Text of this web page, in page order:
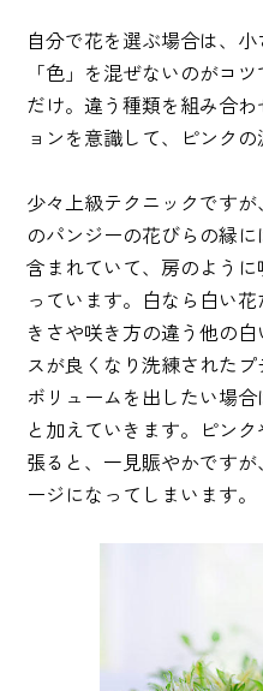
自分で花を選ぶ場合は、
「色」を混ぜないのがコ
だけ。違う種類を組み合
ョンを意識して、ピンクの
少々上級テクニックです
のパンジーの花びらの縁
含まれていて、房のよう
っています。白なら白い
きさや咲き方の違う他の
スが良くなり洗練された
ボリュームを出したい場
と加えていきます。ピン
張ると、一見賑やかです
ージになってしまいます。